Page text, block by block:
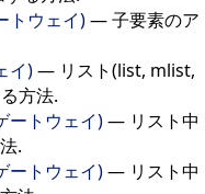
トウェイ)—子要素のア
イ)— リスト(list, mlist,
方法.
ートウェイ)— リスト中
.
ートウェイ)— リスト中